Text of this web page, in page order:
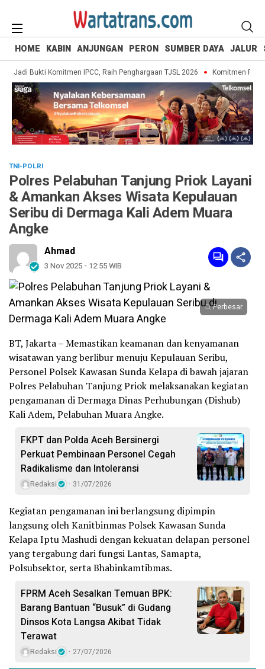
HOME KABIN ANJUNGAN PERON SUMBER DAYA JALUR
Jadi Bukti Komitmen IPCC, Raih Penghargaan TJSL 2026 Komitmen
TNI-POLRI
Polres Pelabuhan Tanjung Priok Layani
& Amankan Akses Wisata Kepulauan
Seribu di Dermaga Kali Adem Muara
Angke
Ahmad
3 Nov 2025 - 12:55 WIB
Perbesar
BT, Jakarta – Memastikan keamanan dan kenyamanan
wisatawan yang berlibur menuju Kepulauan Seribu,
Personel Polsek Kawasan Sunda Kelapa di bawah jajaran
Polres Pelabuhan Tanjung Priok melaksanakan kegiatan
pengamanan di Dermaga Dinas Perhubungan (Dishub)
Kali Adem, Pelabuhan Muara Angke.
FKPT dan Polda Aceh Bersinergi
Perkuat Pembinaan Personel Cegah
Radikalisme dan Intoleransi
Redaksi 31/07/2026
Kegiatan pengamanan ini berlangsung dipimpin
langsung oleh Kanitbinmas Polsek Kawasan Sunda
Kelapa Iptu Mashudi dengan kekuatan delapan personel
yang tergabung dari fungsi Lantas, Samapta,
Polsubsektor, serta Bhabinkamtibmas.
FPRM Aceh Sesalkan Temuan BPK:
Barang Bantuan “Busuk” di Gudang
Dinsos Kota Langsa Akibat Tidak
Terawat
Redaksi 27/07/2026